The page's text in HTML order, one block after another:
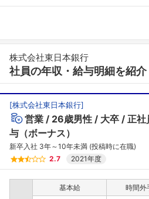
株式会社東日本銀行
社員の年収・給与明細を紹介
[株式会社東日本銀行]
営業 26歳男性 大卒 正社
与（ボーナス）
新卒入社 3年～10年未満 (投稿時に在職)
2.7
2021年度
基本給 時間外